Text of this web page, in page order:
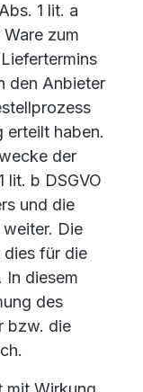
1 lit. a
zum
den Anbieter
erteilt haben.
der
lit. b DSGVO
und die
Die
für die
In diesem
des
bzw. die